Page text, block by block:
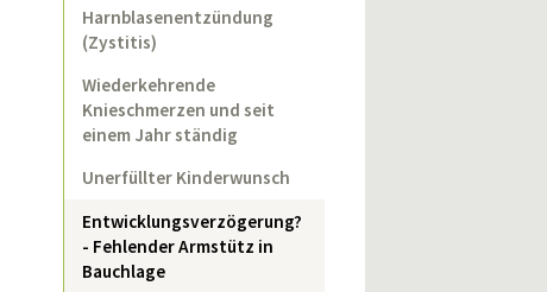
Harnblasenentzündung
(Zystitis)
Wiederkehrende
Knieschmerzen und seit
einem Jahr ständig
Unerfüllter Kinderwunsch
Entwicklungsverzögerung?
- Fehlender Armstütz in
Bauchlage